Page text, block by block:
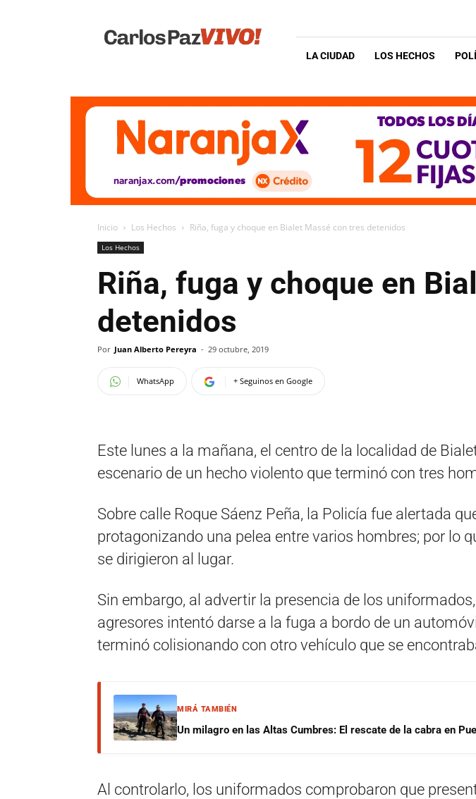
Vivo
LA CIUDAD LOS HECHOS
Inicio Los Hechos Riña, fuga y choque en Bialet Massé con tres detenidos
Los Hechos
Riña, fuga y choque en
detenidos
Por Juan Alberto Pereyra - 29 octubre, 2019
WhatsApp + Seguinos en Google
Este lunes a la mañana, el centro de la localidad de
escenario de un hecho violento que terminó con tres
Sobre calle Roque Sáenz Peña, la Policía fue alertada
protagonizando una pelea entre varios hombres; por lo
se dirigieron al lugar.
Sin embargo, al advertir la presencia de los
agresores intentó darse a la fuga a bordo de un
terminó colisionando con otro vehículo que se
MIRÁ TAMBIÉN
Un milagro en las Altas Cumbres: El rescate de la cabra en
Al controlarlo, los uniformados comprobaron que